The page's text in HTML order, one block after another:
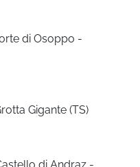
di Osoppo -
Gigante (TS)